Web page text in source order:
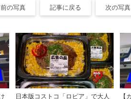
前の写真 記事に戻る 次の写真